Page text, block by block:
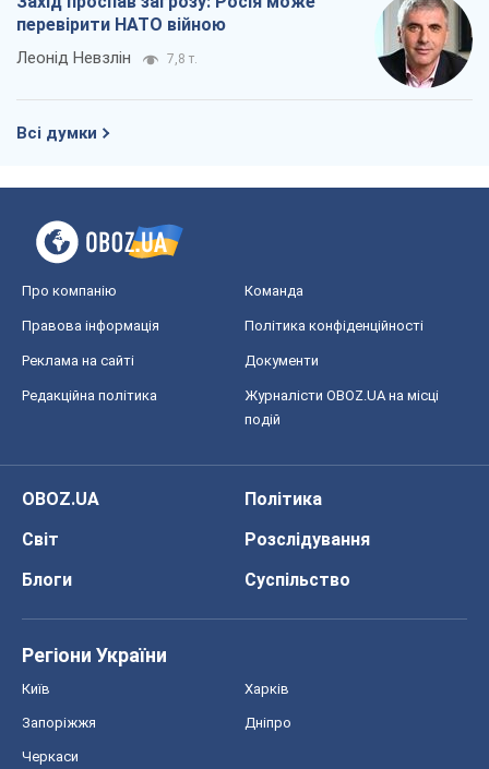
перевірити НАТО війною
Леонід Невзлін 7,8 т.
Всі думки
Про компанію Команда
Правова інформація Політика конфіденційності
Реклама на сайті Документи
Редакційна політика
Журналісти OBOZ.UA на місці
подій
OBOZ.UA
Політика
Світ
Розслідування
Блоги
Суспільство
Регіони України
Київ Харків
Запоріжжя Дніпро
Черкаси